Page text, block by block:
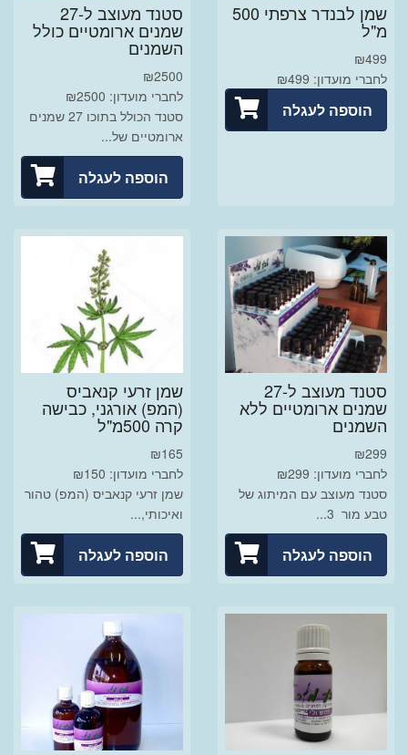
שמן לבנדר צרפתי 500
מ"ל
₪499
לחברי מועדון: ₪499
הוספה לעגלה
סטנד מעוצב ל-27
שמנים ארומטיים כולל
השמנים
₪2500
לחברי מועדון: ₪2500
סטנד הכולל בתוכו 27 שמנים
ארומטיים של...
הוספה לעגלה
סטנד מעוצב ל-27
שמנים ארומטיים ללא
השמנים
₪299
לחברי מועדון: ₪299
סטנד מעוצב עם המיתוג של
טבע מור 3...
הוספה לעגלה
שמן זרעי קנאביס
(המפ) אורגני, כבישה
קרה 500מ"ל
₪165
לחברי מועדון: ₪150
שמן זרעי קנאביס (המפ) טהור
ואיכותי,...
הוספה לעגלה